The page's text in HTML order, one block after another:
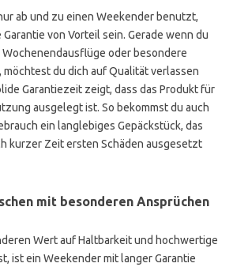
ab und zu einen Weekender benutzt,
Garantie von Vorteil sein. Gerade wenn du
Wochenendausflüge oder besondere
möchtest du dich auf Qualität verlassen
Garantiezeit zeigt, dass das Produkt für
ausgelegt ist. So bekommst du auch
ein langlebiges Gepäckstück, das
kurzer Zeit ersten Schäden ausgesetzt
mit besonderen Ansprüchen
Wert auf Haltbarkeit und hochwertige
ist ein Weekender mit langer Garantie